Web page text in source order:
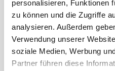
personalisieren, Funktionen
zu können und die Zugriffe
analysieren. Außerdem
Verwendung unserer
soziale Medien, Werbung
Partner führen diese